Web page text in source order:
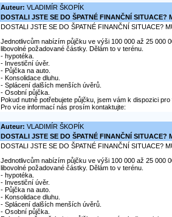
Auteur: VLADIMÍR ŠKOPÍK
DOSTALI JSTE SE DO ŠPATNÉ FINANČNÍ SITUACE?
DOSTALI JSTE SE DO ŠPATNÉ FINANČNÍ SITUACE?
Jednotlivcům nabízím půjčku ve výši 100 000 až 25 000
libovolné požadované částky. Dělám to v terénu.
- hypotéka.
- Investiční úvěr.
- Půjčka na auto.
- Konsolidace dluhu.
- Splácení dalších menších úvěrů.
- Osobní půjčka.
Pokud nutně potřebujete půjčku, jsem vám k dispozici
Pro více informací nás prosím kontaktujte:
Auteur: VLADIMÍR ŠKOPÍK
DOSTALI JSTE SE DO ŠPATNÉ FINANČNÍ SITUACE?
DOSTALI JSTE SE DO ŠPATNÉ FINANČNÍ SITUACE?
Jednotlivcům nabízím půjčku ve výši 100 000 až 25 000
libovolné požadované částky. Dělám to v terénu.
- hypotéka.
- Investiční úvěr.
- Půjčka na auto.
- Konsolidace dluhu.
- Splácení dalších menších úvěrů.
- Osobní půjčka.